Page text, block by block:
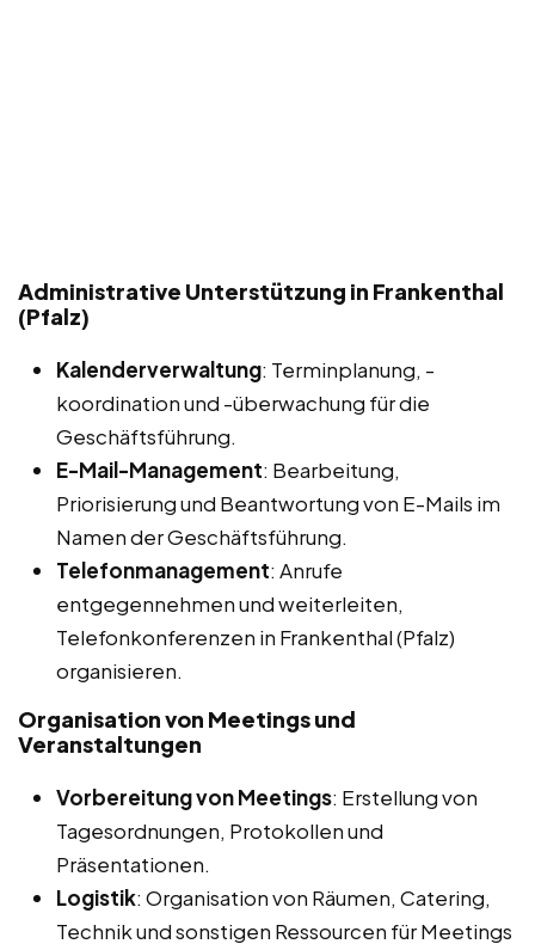
Administrative Unterstützung in Frankenthal
(Pfalz)
Kalenderverwaltung: Terminplanung, -
koordination und -überwachung für die
Geschäftsführung.
E-Mail-Management: Bearbeitung,
Priorisierung und Beantwortung von E-Mails im
Namen der Geschäftsführung.
Telefonmanagement: Anrufe
entgegennehmen und weiterleiten,
Telefonkonferenzen in Frankenthal (Pfalz)
organisieren.
Organisation von Meetings und
Veranstaltungen
Vorbereitung von Meetings: Erstellung von
Tagesordnungen, Protokollen und
Präsentationen.
Logistik: Organisation von Räumen, Catering,
Technik und sonstigen Ressourcen für Meetings